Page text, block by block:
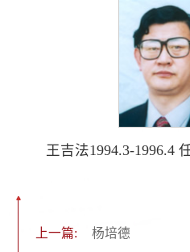
王吉法1994.3-1996.4
上一篇: 杨培德